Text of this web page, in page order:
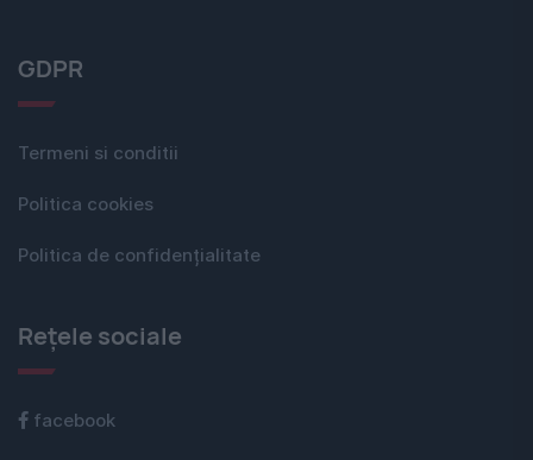
GDPR
Termeni si conditii
Politica cookies
Politica de confidențialitate
Rețele sociale
facebook